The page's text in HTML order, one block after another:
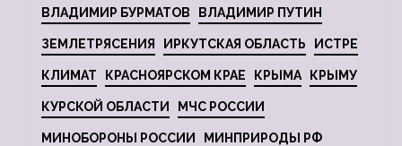
ВЛАДИМИР БУРМАТОВ ВЛАДИМИР ПУТИН
ЗЕМЛЕТРЯСЕНИЯ ИРКУТСКАЯ ОБЛАСТЬ ИСТРЕ
КЛИМАТ КРАСНОЯРСКОМ КРАЕ КРЫМА КРЫМУ
КУРСКОЙ ОБЛАСТИ МЧС РОССИИ
МИНОБОРОНЫ РОССИИ МИНПРИРОДЫ РФ